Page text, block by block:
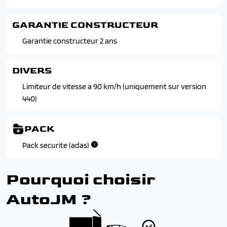
Suspension renforcee sur version 440/e-boxer
Vitres teintees rang 1
GARANTIE CONSTRUCTEUR
Garantie constructeur 2 ans
DIVERS
Limiteur de vitesse a 90 km/h (uniquement sur version
440)
PACK
Pack securite (adas)
Pourquoi choisir
AutoJM ?